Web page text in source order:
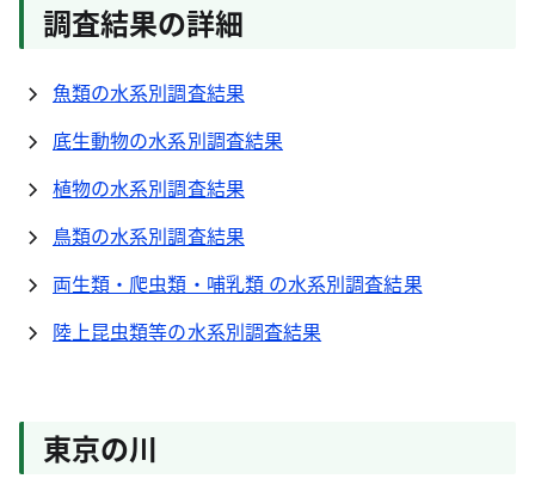
調査結果の詳細
魚類の水系別調査結果
底生動物の水系別調査結果
植物の水系別調査結果
鳥類の水系別調査結果
両生類・爬虫類・哺乳類 の水系別調査結果
陸上昆虫類等の水系別調査結果
東京の川